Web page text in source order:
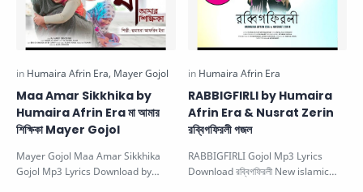
Maa Amar Sikkhika by
Humaira Afrin Era মা আমার
শিক্ষিকা Mayer Gojol
Mayer Gojol Maa Amar Sikkhika
Gojol Mp3 Lyrics Download by
RABBIGFIRLI by Humaira
Afrin Era & Nusrat Zerin
রব্বিগফিরলী গজল
RABBIGFIRLI Gojol Mp3 Lyrics
Download রব্বিগফিরলী New islamic